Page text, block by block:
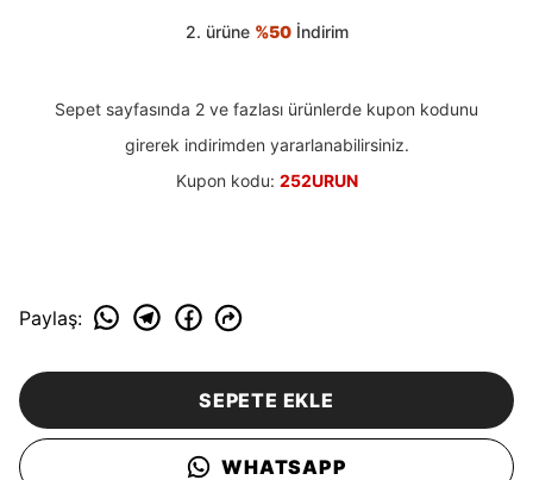
2. ürüne %50İndirim
Sepet sayfasında 2 ve fazlası ürünlerde kupon kodunu
girerek indirimden yararlanabilirsiniz.
Kupon kodu: 252URUN
Paylaş:
SEPETE EKLE
WHATSAPP